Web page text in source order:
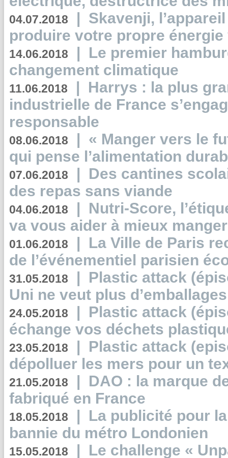
04.07.2018 | Skavenji,
produire votre propre
14.06.2018 | Le premier
changement climatique
11.06.2018 | Harrys : la plus
industrielle de France
responsable
08.06.2018 | « Manger vers le
qui pense l’alimentation
07.06.2018 | Des cantines
des repas sans viande
04.06.2018 | Nutri-Score,
va vous aider à mieux
01.06.2018 | La Ville de Paris
de l’événementiel parisien
31.05.2018 | Plastic attack
Uni ne veut plus
24.05.2018 | Plastic attack
échange vos déchets
23.05.2018 | Plastic attack
dépolluer les mers pour un
21.05.2018 | DAO : la marque
fabriqué en France
18.05.2018 | La publicité pour
bannie du métro Londonien
15.05.2018 | Le challenge «